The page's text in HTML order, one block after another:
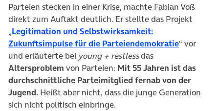
Parteien stecken in einer Krise, machte Fabian Voß
direkt zum Auftakt deutlich. Er stellte das Projekt
„Legitimation und Selbstwirksamkeit:
Zukunftsimpulse für die Parteiendemokratie“ vor
und erläuterte bei young + restlessdas
Altersproblem von Parteien: Mit 55 Jahren ist das
durchschnittliche Parteimitglied fernab von der
Jugend. Heißt aber nicht, dass die junge Generation
sich nicht politisch einbringe.